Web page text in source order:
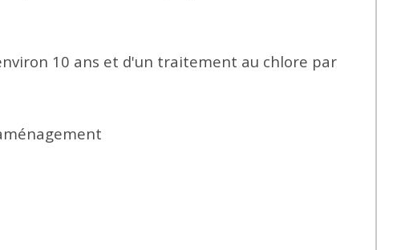
10 ans et d'un traitement au chlore par